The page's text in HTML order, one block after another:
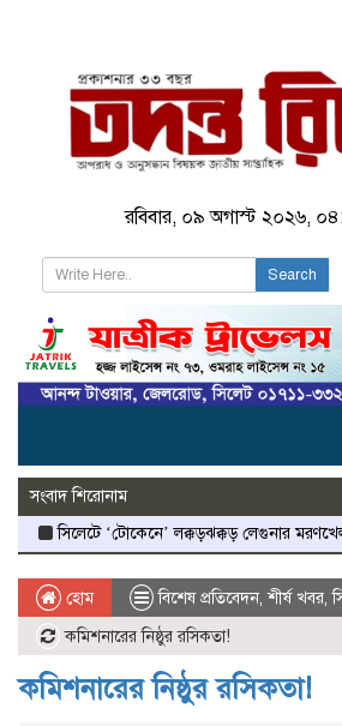
রবিবার, ০৯ অগাস্ট ২০২৬,
Search
সংবাদ শিরোনাম
‘টোকেনে’ লক্কড়ঝক্কড় লেগুনার মরণখেলা!
হোম বিশেষ প্রতিবেদন,শীর্ষ খবর,
কমিশনারের নিষ্ঠুর রসিকতা!
কমিশনারের নিষ্ঠুর রসিকতা!